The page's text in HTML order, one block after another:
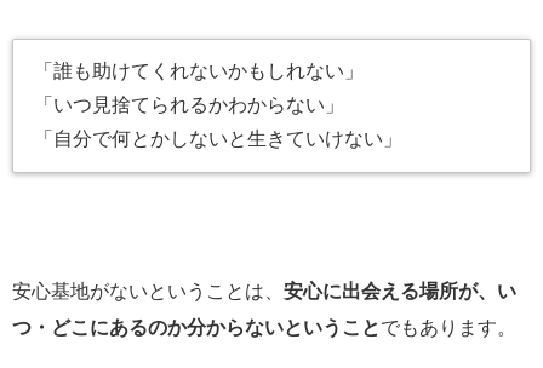
「誰も助けてくれないかもしれない」
「いつ見捨てられるかわからない」
「自分で何とかしないと生きていけない」
安心基地がないということは、 安心に出会える場所が、い
つ・どこにあるのか分からないということでもあります。